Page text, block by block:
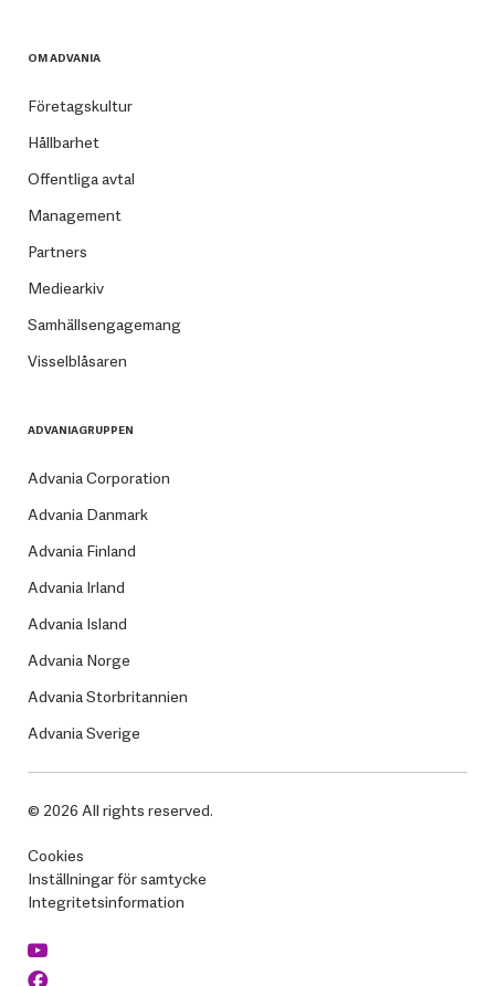
OM ADVANIA
Företagskultur
Hållbarhet
Offentliga avtal
Management
Partners
Mediearkiv
Samhällsengagemang
Visselblåsaren
ADVANIAGRUPPEN
Advania Corporation
Advania Danmark
Advania Finland
Advania Irland
Advania Island
Advania Norge
Advania Storbritannien
Advania Sverige
© 2026 All rights reserved.
Cookies
Inställningar för samtycke
Integritetsinformation